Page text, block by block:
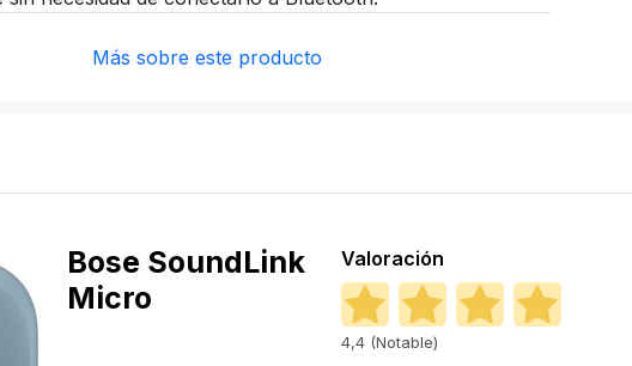
Más sobre este producto
Bose SoundLink
Micro
Valoración
4,4 (Notable)